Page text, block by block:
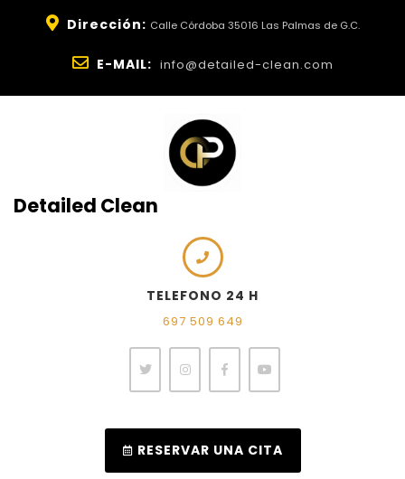
Dirección: Calle Córdoba 35016 Las Palmas de G.C.
E-MAIL: info@detailed-clean.com
Detailed Clean
TELEFONO 24 H
697 509 649
RESERVAR UNA CITA